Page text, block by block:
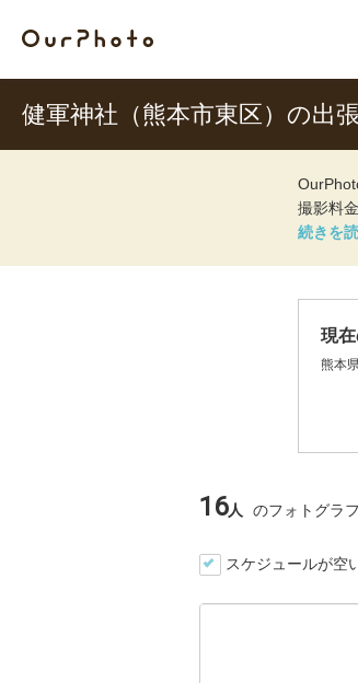
健軍神社（熊本市東区）の出
撮影料
現
熊本
16人 のフォトグラ
スケジュールが空